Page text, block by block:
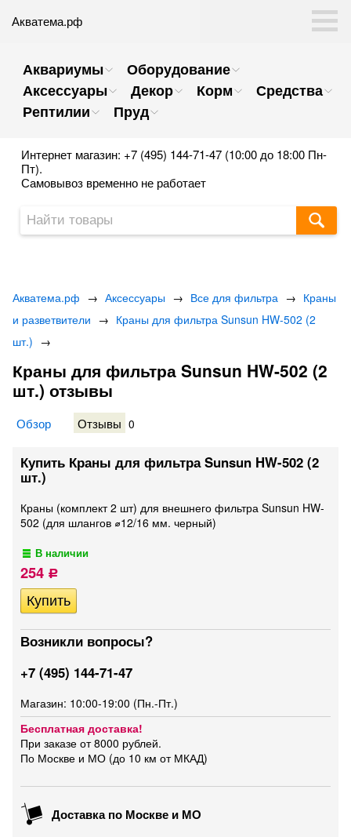
Акватема.рф
Аквариумы
Оборудование
Аксессуары
Декор Корм
Средства
Рептилии
Пруд
Интернет магазин: +7 (495) 144-71-47 (10:00 до 18:00 Пн-
Пт).
Самовывоз временно не работает
Акватема.рф → Аксессуары → Все для фильтра → Краны
и разветвители → Краны для фильтра Sunsun HW-502 (2
шт.) →
Краны для фильтра Sunsun HW-502 (2
шт.) отзывы
Обзор Отзывы 0
Купить Краны для фильтра Sunsun HW-502 (2
шт.)
Краны (комплект 2 шт) для внешнего фильтра Sunsun HW-
502 (для шлангов ⌀12/16 мм. черный)
В наличии
254 Р
Возникли вопросы?
+7 (495) 144-71-47
Магазин: 10:00-19:00 (Пн.-Пт.)
Бесплатная доставка!
При заказе от 8000 рублей.
По Москве и МО (до 10 км от МКАД)
Доставка по Москве и МО